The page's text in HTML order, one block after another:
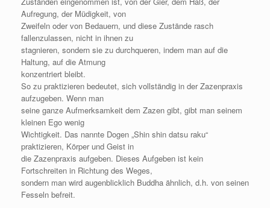
Aufregung, der Müdigkeit, von
Zweifeln oder von Bedauern, und diese Zustände rasch
fallenzulassen, nicht in ihnen zu
stagnieren, sondern sie zu durchqueren, indem man auf die
Haltung, auf die Atmung
konzentriert bleibt.
So zu praktizieren bedeutet, sich vollständig in der Zazenpraxis
aufzugeben. Wenn man
seine ganze Aufmerksamkeit dem Zazen gibt, gibt man seinem
kleinen Ego wenig
Wichtigkeit. Das nannte Dogen „Shin shin datsu raku“
praktizieren, Körper und Geist in
die Zazenpraxis aufgeben. Dieses Aufgeben ist kein
Fortschreiten in Richtung des Weges,
sondern man wird augenblicklich Buddha ähnlich, d.h. von seinen
Fesseln befreit.